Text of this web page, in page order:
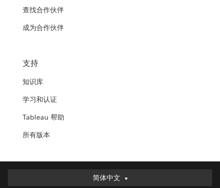
查找合作伙伴
成为合作伙伴
支持
知识库
学习和认证
Tableau 帮助
所有版本
简体中文
简体中文